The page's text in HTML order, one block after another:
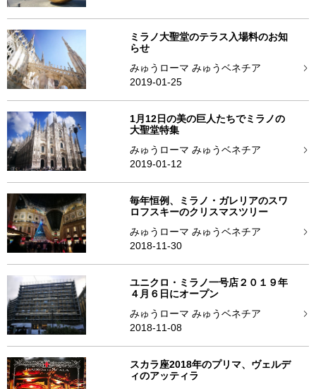
ミラノ大聖堂のテラス入場料のお知
らせ
みゅうローマ みゅうベネチア
2019-01-25
1月12日の美の巨人たちでミラノの
大聖堂特集
みゅうローマ みゅうベネチア
2019-01-12
毎年恒例、ミラノ・ガレリアのスワ
ロフスキーのクリスマスツリー
みゅうローマ みゅうベネチア
2018-11-30
ユニクロ・ミラノ一号店２０１９年
４月６日にオープン
みゅうローマ みゅうベネチア
2018-11-08
スカラ座2018年のプリマ、ヴェルデ
ィのアッティラ